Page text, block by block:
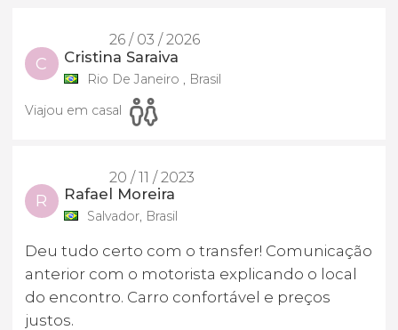
26 / 03 / 2026
C Cristina Saraiva
Rio De Janeiro , Brasil
Viajou em casal
20 / 11 / 2023
R Rafael Moreira
Salvador, Brasil
Deu tudo certo com o transfer! Comunicação
anterior com o motorista explicando o local
do encontro. Carro confortável e preços
justos.